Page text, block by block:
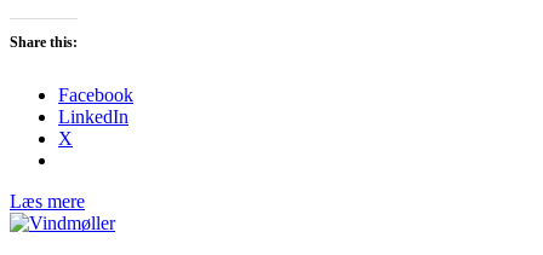
Share this:
Facebook
LinkedIn
X
Læs mere